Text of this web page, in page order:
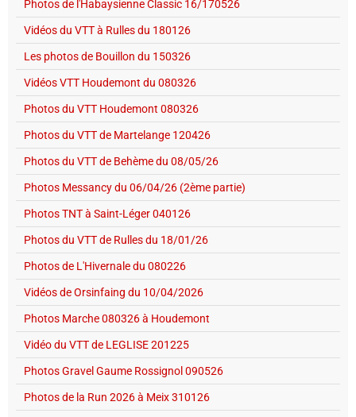
Photos de l'Habaysienne Classic 16/170526
Vidéos du VTT à Rulles du 180126
Les photos de Bouillon du 150326
Vidéos VTT Houdemont du 080326
Photos du VTT Houdemont 080326
Photos du VTT de Martelange 120426
Photos du VTT de Behème du 08/05/26
Photos Messancy du 06/04/26 (2ème partie)
Photos TNT à Saint-Léger 040126
Photos du VTT de Rulles du 18/01/26
Photos de L'Hivernale du 080226
Vidéos de Orsinfaing du 10/04/2026
Photos Marche 080326 à Houdemont
Vidéo du VTT de LEGLISE 201225
Photos Gravel Gaume Rossignol 090526
Photos de la Run 2026 à Meix 310126